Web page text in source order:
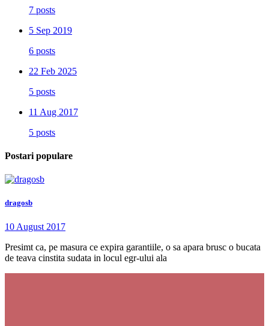
7 posts
5 Sep 2019
6 posts
22 Feb 2025
5 posts
11 Aug 2017
5 posts
Postari populare
dragosb
10 August 2017
Presimt ca, pe masura ce expira garantiile, o sa apara brusc o bucata
de teava cinstita sudata in locul egr-ului ala